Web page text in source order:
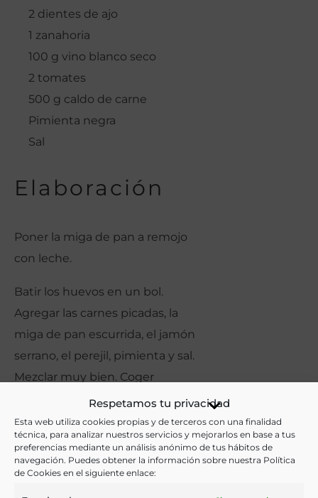
Respetamos tu privacidad
Esta web utiliza cookies propias y de terceros con una finalidad
técnica, para analizar nuestros servicios y mejorarlos en base a tus
preferencias mediante un análisis anónimo de tus hábitos de
navegación. Puedes obtener la información sobre nuestra Política
de Cookies en el siguiente enlace:
2 dientes de ajo
1 zanahoria
100 g vino blanco seco
2 tomates
500 g caldo de carne
Pimienta negra
Sal
Elaboración
Poner la miga de pan a remojo
con leche.
Batir los huevos en un bol.
Agregar las carnes picadas, la
miga de pan escurrida, el jamón
serrano, el perejil, pimienta y sal.
Mezclar muy bien. Coger
porciones pequeñas y moldear
en forma de bola con las manos.
Pasar las albóndigas por harina y
sacudir para retirar el exceso.